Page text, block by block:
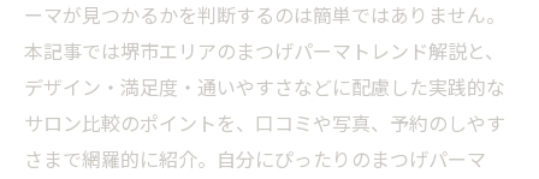
ーマが見つかるかを判断するのは簡単ではありません。
本記事では堺市エリアのまつげパーマトレンド解説と、
デザイン・満足度・通いやすさなどに配慮した実践的な
サロン比較のポイントを、口コミや写真、予約のしやす
さまで網羅的に紹介。自分にぴったりのまつげパーマ